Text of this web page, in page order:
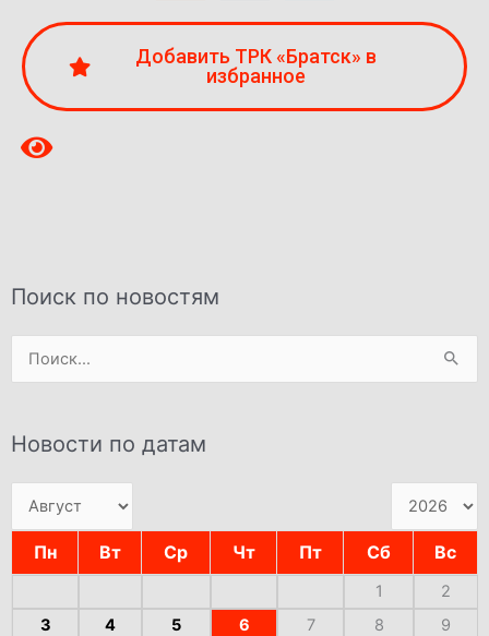
Добавить ТРК «Братск» в
избранное
Поиск по новостям
Поиск:
Новости по датам
Пн Вт Ср Чт Пт Сб Вс
1
2
3
4 5 6 7 8
9